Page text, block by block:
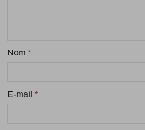
Nom *
E-mail *